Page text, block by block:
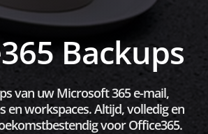
Backups
van uw Microsoft 365 e-mail,
en workspaces. Altijd, volledig en
voor Office365.